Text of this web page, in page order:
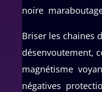
noire
Briser les chaines
désenvoutement,
magnétisme
négatives